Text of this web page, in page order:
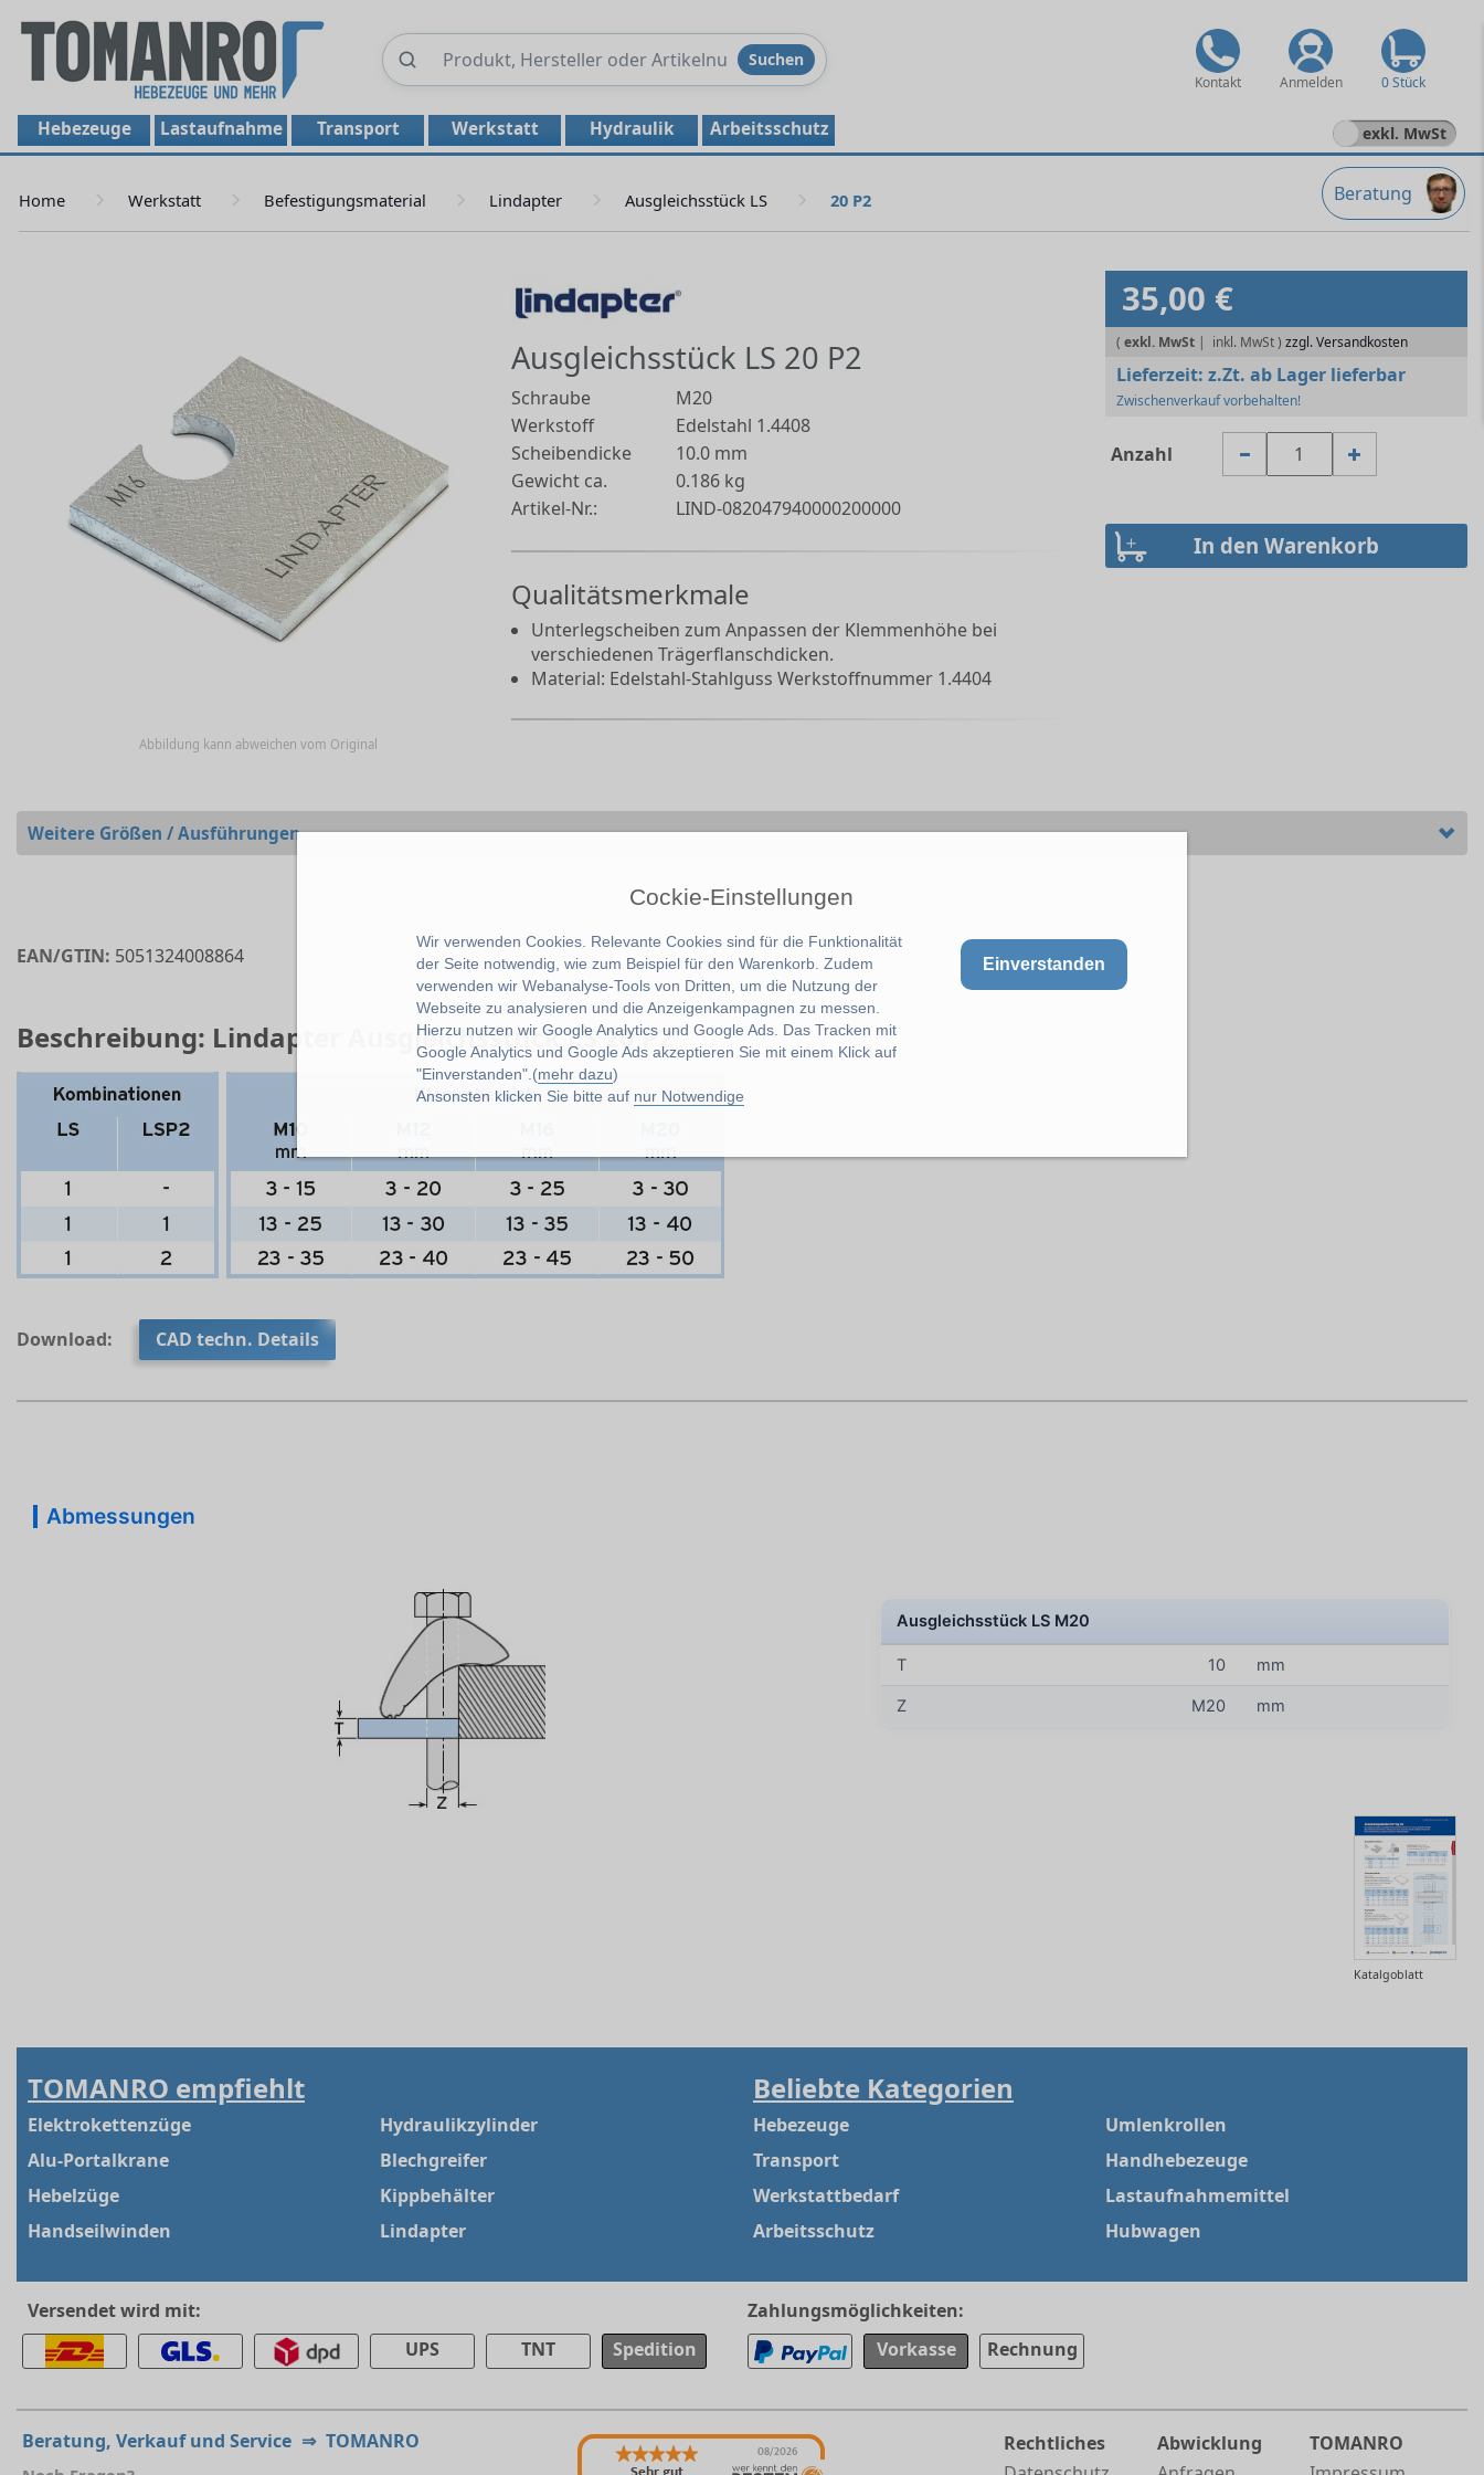
Cockie-Einstellungen
Wir verwenden Cookies. Relevante Cookies sind für die Funktionalität
der Seite notwendig, wie zum Beispiel für den Warenkorb. Zudem
verwenden wir Webanalyse-Tools von Dritten, um die Nutzung der
Webseite zu analysieren und die Anzeigenkampagnen zu messen.
Hierzu nutzen wir Google Analytics und Google Ads. Das Tracken mit
Google Analytics und Google Ads akzeptieren Sie mit einem Klick auf
"Einverstanden".(mehr dazu)
Ansonsten klicken Sie bitte auf nur Notwendige
Einverstanden
Produkte
durchsuchen
Suchen
Kontakt Anmelden 0 Stück
Hebezeuge Lastaufnahme Transport Werkstatt Hydraulik Arbeitsschutz exkl. MwSt
Beratung
Home Werkstatt Befestigungsmaterial Lindapter Ausgleichsstück LS 20 P2
Abbildung kann abweichen vom Original
Ausgleichsstück LS 20 P2
Schraube
M20
Werkstoff
Edelstahl 1.4408
Scheibendicke
10.0 mm
Gewicht ca.
0.186 kg
Artikel-Nr.:
LIND-082047940000200000
Qualitätsmerkmale
Unterlegscheiben zum Anpassen der Klemmenhöhe bei
verschiedenen Trägerflanschdicken.
Material: Edelstahl-Stahlguss Werkstoffnummer 1.4404
35,00 €
( exkl. MwSt | zzgl. Versandkosten
Lieferzeit: z.Zt. ab Lager lieferbar
Zwischenverkauf vorbehalten!
Anzahl
Weitere Größen / Ausführungen
EAN/GTIN: 5051324008864
Beschreibung: Lindapter Ausgleichsstück LS 20 P2
Download: CAD techn. Details
Abmessungen
Ausgleichsstück LS M20
T 10 mm
Z M20 mm
Katalgoblatt
TOMANRO empfiehlt
Elektrokettenzüge
Alu-Portalkrane
Hebelzüge
Handseilwinden
Hydraulikzylinder
Blechgreifer
Kippbehälter
Lindapter
Beliebte Kategorien
Hebezeuge
Transport
Werkstattbedarf
Arbeitsschutz
Umlenkrollen
Handhebezeuge
Lastaufnahmemittel
Hubwagen
Versendet wird mit:
UPS
TNT Spedition
Zahlungsmöglichkeiten:
Vorkasse
Rechnung
Beratung, Verkauf und Service ⇒ TOMANRO
Rechtliches
Abwicklung
TOMANRO
08/2026